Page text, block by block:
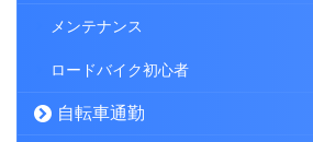
メンテナンス
ロードバイク初心者
自転車通勤